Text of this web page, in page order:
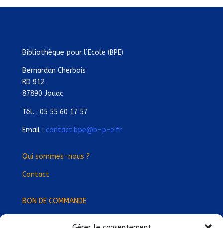
Bibliothèque pour l’Ecole (BPE)
Bernardan Cherbois
RD 912
87890 Jouac
Tél. : 05 55 60 17 57
Email : contact.bpe@b-p-e.fr
Qui sommes-nous ?
Contact
BON DE COMMANDE